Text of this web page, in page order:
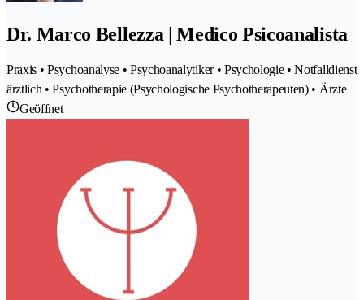
Dr. Marco Bellezza | Medico Psicoanalista
Praxis • Psychoanalyse • Psychoanalytiker • Psychologie • Notfalldienst
ärztlich • Psychotherapie (Psychologische Psychotherapeuten) • Ärzte
Geöffnet